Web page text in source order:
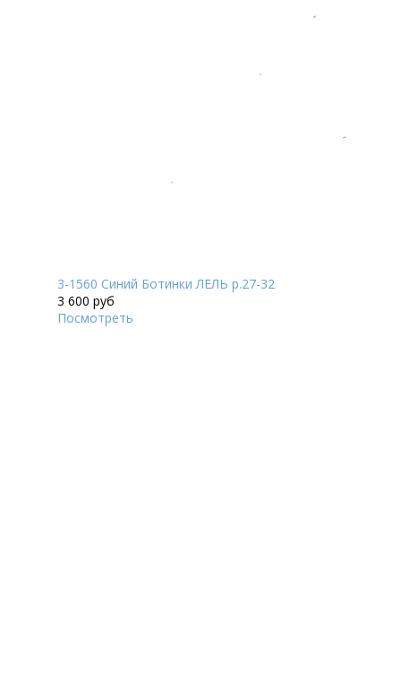
3-1560 Синий Ботинки ЛЕЛЬ р.27-32
3 600 руб
Посмотреть